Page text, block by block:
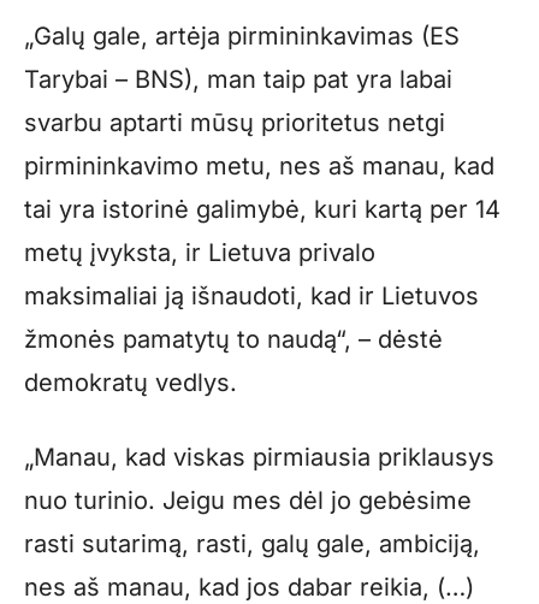
„Galų gale, artėja pirmininkavimas (ES
Tarybai – BNS), man taip pat yra labai
svarbu aptarti mūsų prioritetus netgi
pirmininkavimo metu, nes aš manau, kad
tai yra istorinė galimybė, kuri kartą per 14
metų įvyksta, ir Lietuva privalo
maksimaliai ją išnaudoti, kad ir Lietuvos
žmonės pamatytų to naudą“, – dėstė
demokratų vedlys.
„Manau, kad viskas pirmiausia priklausys
nuo turinio. Jeigu mes dėl jo gebėsime
rasti sutarimą, rasti, galų gale, ambiciją,
nes aš manau, kad jos dabar reikia, (…)